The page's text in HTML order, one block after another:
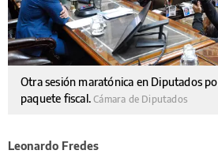
Otra sesión maratónica en Diputados
paquete fiscal.Cámara de Diputados
Leonardo Fredes